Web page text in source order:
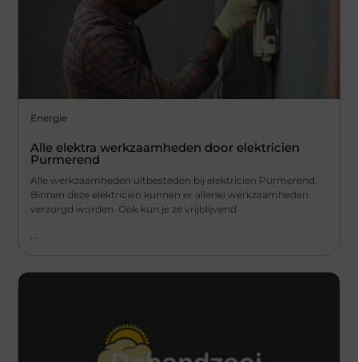
Energie
Alle elektra werkzaamheden door elektricien
Purmerend
Alle werkzaamheden uitbesteden bij elektricien Purmerend.
Binnen deze elektricien kunnen er allerlei werkzaamheden
verzorgd worden. Ook kun je ze vrijblijvend